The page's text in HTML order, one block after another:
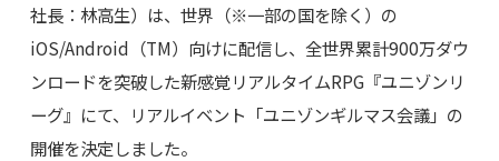
社長：林高生）は、世界（※一部の国を除く）の
iOS/Android（TM）向けに配信し、全世界累計900万ダウ
ンロードを突破した新感覚リアルタイムRPG『ユニゾンリ
ーグ』にて、リアルイベント「ユニゾンギルマス会議」の
開催を決定しました。